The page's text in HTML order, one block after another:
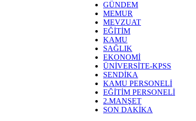
GÜNDEM
MEMUR
MEVZUAT
EĞİTİM
KAMU
SAĞLIK
EKONOMİ
ÜNİVERSİTE-KPSS
SENDİKA
KAMU PERSONELİ
EĞİTİM PERSONELİ
2.MANŞET
SON DAKİKA